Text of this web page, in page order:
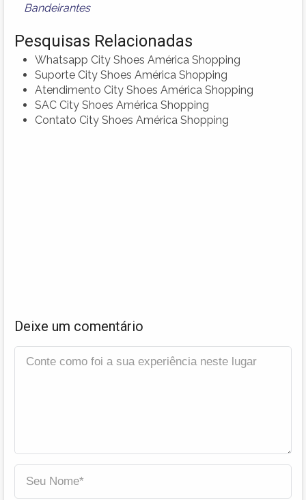
Bandeirantes
Pesquisas Relacionadas
Whatsapp City Shoes América Shopping
Suporte City Shoes América Shopping
Atendimento City Shoes América Shopping
SAC City Shoes América Shopping
Contato City Shoes América Shopping
Deixe um comentário